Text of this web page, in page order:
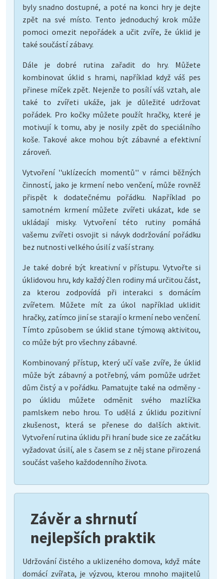
byly snadno dostupné, a poté na konci hry je dejte
zpět na své místo. Tento jednoduchý krok může
pomoci omezit nepořádek a učit zvíře, že úklid je
také součástí zábavy.
Dále je dobré rutina zařadit do hry. Můžete
kombinovat úklid s hrami, například když váš pes
přinese míček zpět. Nejenže to posílí váš vztah, ale
také to zvířeti ukáže, jak je důležité udržovat
pořádek. Pro kočky můžete použít hračky, které je
motivují k tomu, aby je nosily zpět do speciálního
koše. Takové akce mohou být zábavné a efektivní
zároveň.
Vytvoření ''uklízecích momentů'' v rámci běžných
činností, jako je krmení nebo venčení, může rovněž
přispět k dodatečnému pořádku. Například po
samotném krmení můžete zvířeti ukázat, kde se
ukládají misky. Vytvoření této rutiny pomáhá
vašemu zvířeti osvojit si návyk dodržování pořádku
bez nutnosti velkého úsilí z vaší strany.
Je také dobré být kreativní v přístupu. Vytvořte si
úklidovou hru, kdy každý člen rodiny má určitou část,
za kterou zodpovídá při interakci s domácím
zvířetem. Můžete mít za úkol například uklidit
hračky, zatímco jiní se starají o krmení nebo venčení.
Tímto způsobem se úklid stane týmową aktivitou,
co může být pro všechny zábavné.
Kombinovaný přístup, který učí vaše zvíře, že úklid
může být zábavný a potřebný, vám pomůže udržet
dům čistý a v pořádku. Pamatujte také na odměny -
po úklidu můžete odměnit svého mazlíčka
pamlskem nebo hrou. To udělá z úklidu pozitivní
zkušenost, která se přenese do dalších aktivit.
Vytvoření rutina úklidu při hraní bude sice ze začátku
vyžadovat úsilí, ale s časem se z něj stane přirozená
součást vašeho každodenního života.
Závěr a shrnutí
nejlepších praktik
Udržování čistého a uklizeného domova, když máte
domácí zvířata, je výzvou, kterou mnoho majitelů